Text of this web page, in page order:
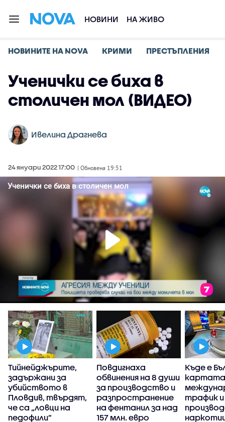
НОВИНИ НА ЖИВО
НОВИНИТЕ НА NOVA КРИМИ ПРЕСТЪПЛЕНИЯ
Ученички се биха в
столичен мол (ВИДЕО)
Ивелина Драгнева
24 януари 2022 17:00 | Обновена 19:51
Тийнейджърите,
задържани за
убийството в
Пловдив, твърдят,
че са „ловци на
педофили”
Повдигнаха
обвинения на 8 души
за производство и
разпространение
на фентанил за над
157 млн. евро
Къде е
трафик и